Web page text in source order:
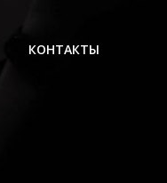
КОНТАКТЫ